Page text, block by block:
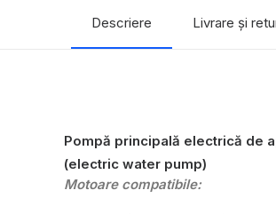
Descriere Livrare și
Pompă principală electrică de
(electric water pump)
Motoare compatibile: